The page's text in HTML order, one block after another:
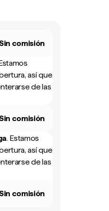
comisión
así que
de las
comisión
. Estamos
así que
de las
comisión